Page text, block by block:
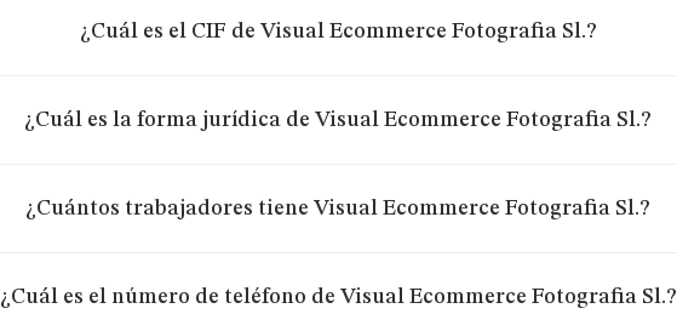
¿Cuál es el CIF de Visual Ecommerce Fotografia Sl.?
¿Cuál es la forma jurídica de Visual Ecommerce Fotografia Sl.?
¿Cuántos trabajadores tiene Visual Ecommerce Fotografia Sl.?
¿Cuál es el número de teléfono de Visual Ecommerce Fotografia Sl.?